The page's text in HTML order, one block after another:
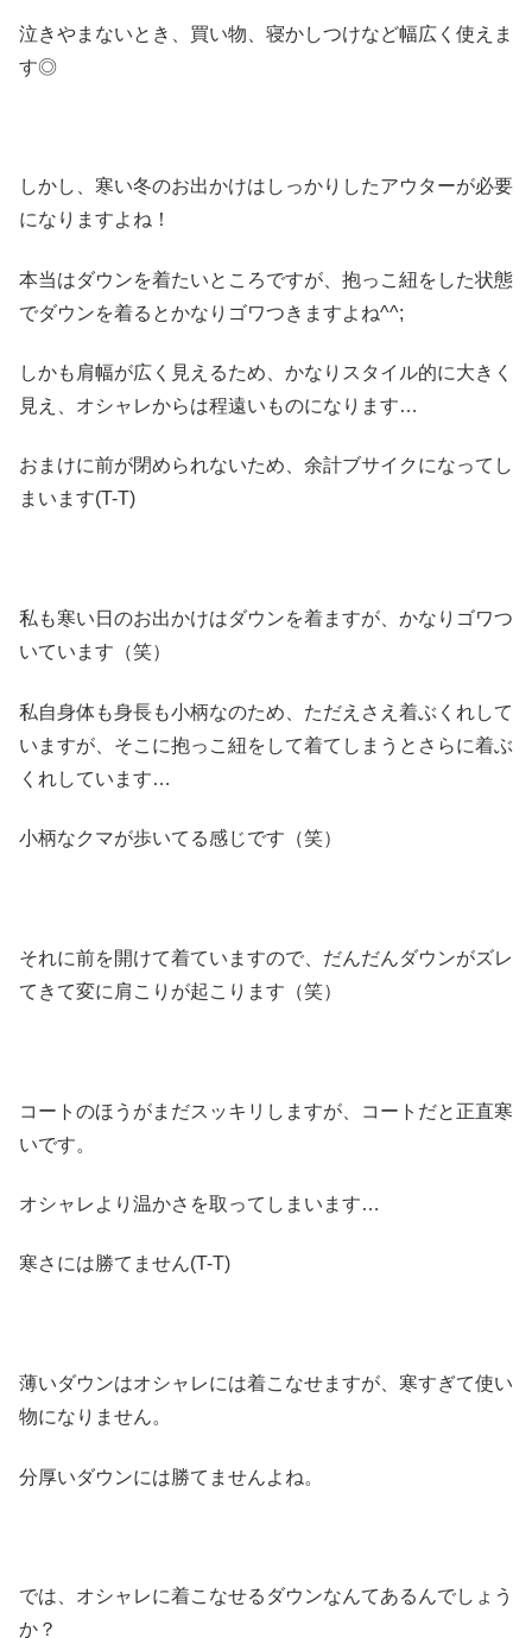
泣きやまないとき、買い物、寝かしつけなど幅広く使えま
す◎
しかし、寒い冬のお出かけはしっかりしたアウターが必要
になりますよね！
本当はダウンを着たいところですが、抱っこ紐をした状態
でダウンを着るとかなりゴワつきますよね^^;
しかも肩幅が広く見えるため、かなりスタイル的に大きく
見え、オシャレからは程遠いものになります…
おまけに前が閉められないため、余計ブサイクになってし
まいます(T-T)
私も寒い日のお出かけはダウンを着ますが、かなりゴワつ
いています（笑）
私自身体も身長も小柄なのため、ただえさえ着ぶくれして
いますが、そこに抱っこ紐をして着てしまうとさらに着ぶ
くれしています…
小柄なクマが歩いてる感じです（笑）
それに前を開けて着ていますので、だんだんダウンがズレ
てきて変に肩こりが起こります（笑）
コートのほうがまだスッキリしますが、コートだと正直寒
いです。
オシャレより温かさを取ってしまいます…
寒さには勝てません(T-T)
薄いダウンはオシャレには着こなせますが、寒すぎて使い
物になりません。
分厚いダウンには勝てませんよね。
では、オシャレに着こなせるダウンなんてあるんでしょう
か？